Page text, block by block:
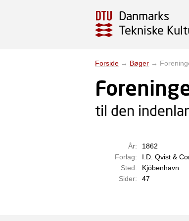
Danmarks
Tekniske
Forside → Bøger →
til den
År:
1862
Forlag:
I.D. Qvist &
Sted:
Kjöbenhavn
Sider:
47